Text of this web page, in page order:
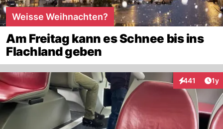
Weisse Weihnachten?
Am Freitag kann es Schnee bis ins
Flachland geben
441
Interaktionen
1y